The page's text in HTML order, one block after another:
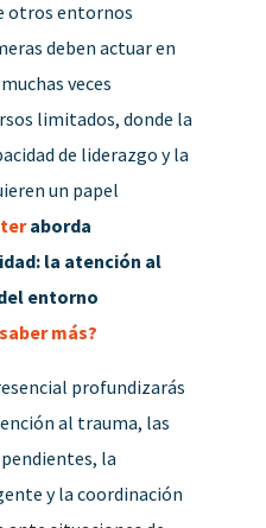
otros entornos
deben actuar en
veces
limitados, donde la
de liderazgo y la
un papel
aborda
la atención al
entorno
más?
profundizarás
al trauma, las
la
y la coordinación